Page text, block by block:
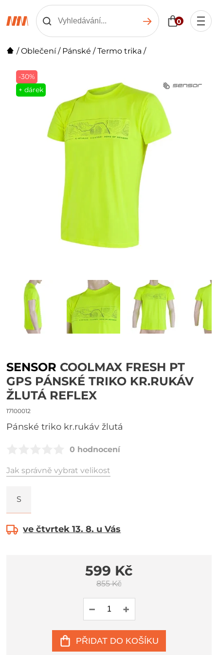
0
/Oblečení/ Pánské /Termo trika /
-30%
+ dárek
SENSOR COOLMAX FRESH PT
GPS PÁNSKÉ TRIKO KR.RUKÁV
ŽLUTÁ REFLEX
17100012
pánské triko kr.rukáv žlutá
0 hodnocení
Jak správně vybrat velikost
S
ve čtvrtek 13. 8. u Vás
599 Kč
855 Kč
PŘIDAT DO KOŠÍKU